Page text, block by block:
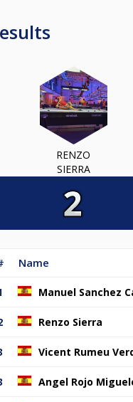
RENZO
SIERRA
Name
Manuel Sanchez
Renzo Sierra
Vicent Rumeu
Angel Rojo